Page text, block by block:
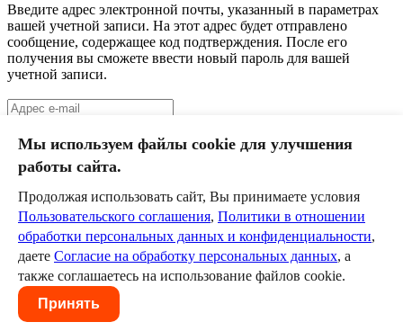
Введите адрес электронной почты, указанный в параметрах
вашей учетной записи. На этот адрес будет отправлено
сообщение, содержащее код подтверждения. После его
получения вы сможете ввести новый пароль для вашей
учетной записи.
Стерлитамак
III класс
Команда
Календарь
Новости
Служба технической поддержкиhelp@szd.online
Пользовательское соглашение
обработки персональных данных и конфиденциальности
Согласие на обработку персональных данных
Мы используем файлы cookie для улучшения
работы сайта.
Продолжая использовать сайт, Вы принимаете условия
Пользовательского соглашения, Политики в отношении
обработки персональных данных и конфиденциальности,
даете Согласие на обработку персональных данных, а
также соглашаетесь на использование файлов cookie.
Принять